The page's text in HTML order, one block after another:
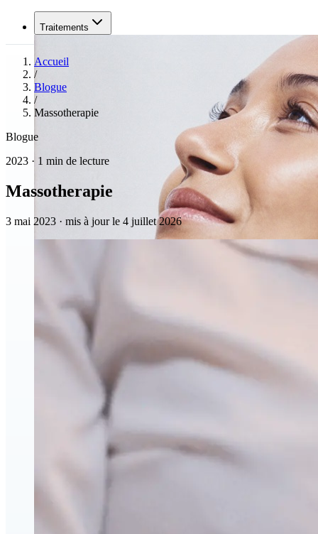
Traitements
Accueil
/
Blogue
/
Massotherapie
Blogue
2023 · 1 min de lecture
Massotherapie
3 mai 2023 · mis à jour le 4 juillet 2026